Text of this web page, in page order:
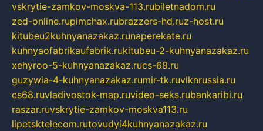
vskrytie-zamkov-moskva-113.rubiletnadom.ru
zed-online.rupimchax.rubrazzers-hd.ruz-host.ru
kitubeu2kuhnyanazakaz.runaperekate.ru
kuhnyaofabrikaufabrik.rukitubeu-2-kuhnyanazakaz.ru
xehyroo-5-kuhnyanazakaz.rucs-68.ru
guzywia-4-kuhnyanazakaz.rumir-tk.ruvlknrussia.ru
cs68.ruvladivostok-map.ruvideo-seks.rubankaribi.ru
raszar.ruvskrytie-zamkov-moskva113.ru
lipetsktelecom.rutovudyi4kuhnyanazakaz.ru